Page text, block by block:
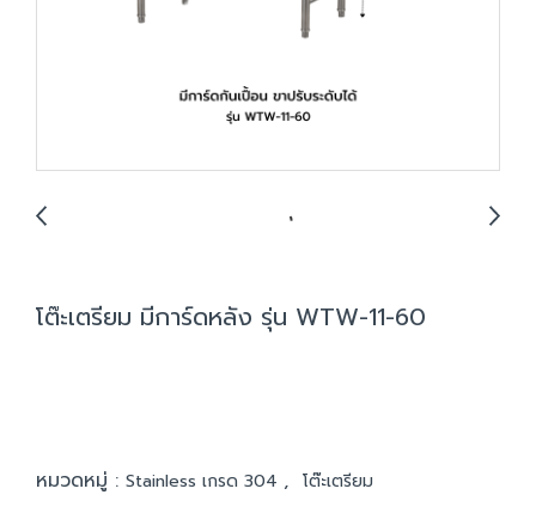
โต๊ะเตรียม มีการ์ดหลัง รุ่น WTW-11-60
หมวดหมู่ : Stainless เกรด 304 , โต๊ะเตรียม